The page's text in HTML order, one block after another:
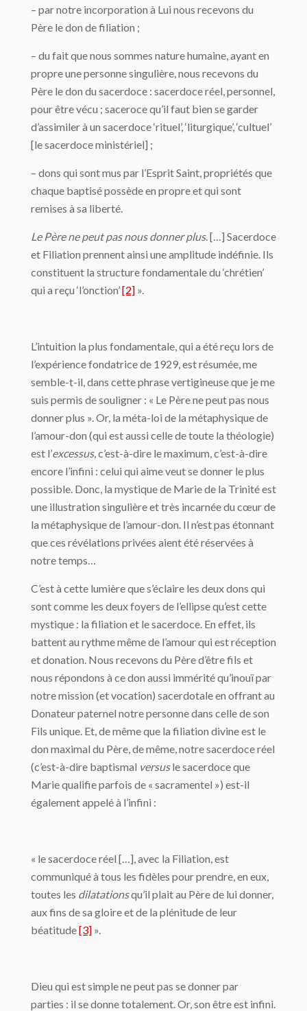
– par notre incorporation à Lui nous recevons du
Père le don de filiation ;
– du fait que nous sommes nature humaine, ayant en
propre une personne singulière, nous recevons du
Père le don du sacerdoce : sacerdoce réel, personnel,
pour être vécu ; saceroce qu’il faut bien se garder
d’assimiler à un sacerdoce ‘rituel’, ‘liturgique’, ‘cultuel’
[le sacerdoce ministériel] ;
– dons qui sont mus par l’Esprit Saint, propriétés que
chaque baptisé possède en propre et qui sont
remises à sa liberté.
Le Père ne peut pas nous donner plus. […] Sacerdoce
et Filiation prennent ainsi une amplitude indéfinie. Ils
constituent la structure fondamentale du ‘chrétien’
qui a reçu ‘l’onction’[2] ».
L’intuition la plus fondamentale, qui a été reçu lors de
l’expérience fondatrice de 1929, est résumée, me
semble-t-il, dans cette phrase vertigineuse que je me
suis permis de souligner : « Le Père ne peut pas nous
donner plus ». Or, la méta-loi de la métaphysique de
l’amour-don (qui est aussi celle de toute la théologie)
est l’excessus, c’est-à-dire le maximum, c’est-à-dire
encore l’infini : celui qui aime veut se donner le plus
possible. Donc, la mystique de Marie de la Trinité est
une illustration singulière et très incarnée du cœur de
la métaphysique de l’amour-don. Il n’est pas étonnant
que ces révélations privées aient été réservées à
notre temps…
C’est à cette lumière que s’éclaire les deux dons qui
sont comme les deux foyers de l’ellipse qu’est cette
mystique : la filiation et le sacerdoce. En effet, ils
battent au rythme même de l’amour qui est réception
et donation. Nous recevons du Père d’être fils et
nous répondons à ce don aussi immérité qu’inouï par
notre mission (et vocation) sacerdotale en offrant au
Donateur paternel notre personne dans celle de son
Fils unique. Et, de même que la filiation divine est le
don maximal du Père, de même, notre sacerdoce réel
(c’est-à-dire baptismal versusle sacerdoce que
Marie qualifie parfois de « sacramentel ») est-il
également appelé à l’infini :
« le sacerdoce réel […], avec la Filiation, est
communiqué à tous les fidèles pour prendre, en eux,
toutes les dilatationsqu’il plait au Père de lui donner,
aux fins de sa gloire et de la plénitude de leur
béatitude[3] ».
Dieu qui est simple ne peut pas se donner par
parties : il se donne totalement. Or, son être est infini.